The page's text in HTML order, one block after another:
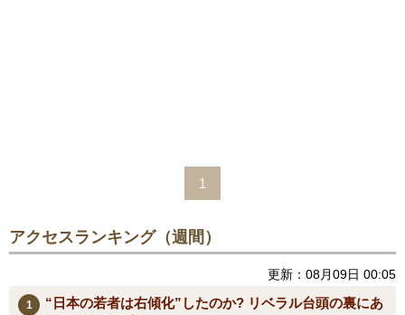
1
アクセスランキング（週間）
更新：08月09日 00:05
“日本の若者は右傾化”したのか? リベラル台頭の裏にあ